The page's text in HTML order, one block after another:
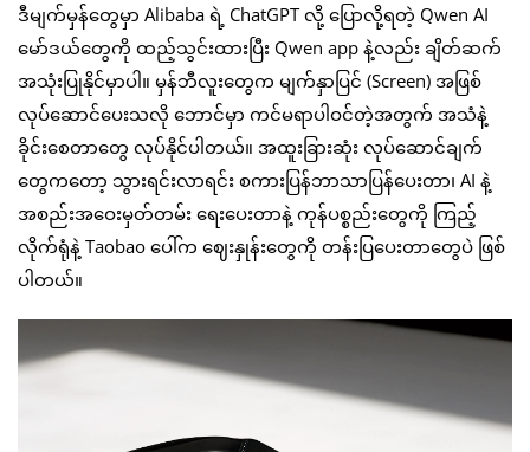
ဒီမျက်မှန်တွေမှာ Alibaba ရဲ့ ChatGPT လို့ ပြောလို့ရတဲ့ Qwen AI
မော်ဒယ်တွေကို ထည့်သွင်းထားပြီး Qwen app နဲ့လည်း ချိတ်ဆက်
အသုံးပြုနိုင်မှာပါ။ မှန်ဘီလူးတွေက မျက်နှာပြင် (Screen) အဖြစ်
လုပ်ဆောင်ပေးသလို ဘောင်မှာ ကင်မရာပါဝင်တဲ့အတွက် အသံနဲ့
ခိုင်းစေတာတွေ လုပ်နိုင်ပါတယ်။ အထူးခြားဆုံး လုပ်ဆောင်ချက်
တွေကတော့ သွားရင်းလာရင်း စကားပြန်ဘာသာပြန်ပေးတာ၊ AI နဲ့
အစည်းအဝေးမှတ်တမ်း ရေးပေးတာနဲ့ ကုန်ပစ္စည်းတွေကို ကြည့်
လိုက်ရုံနဲ့ Taobao ပေါ်က ဈေးနှုန်းတွေကို တန်းပြပေးတာတွေပဲ ဖြစ်
ပါတယ်။